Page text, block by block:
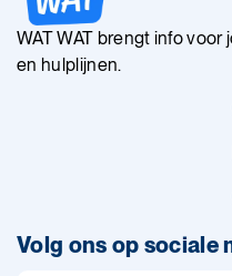
WAT WAT brengt info
en hulplijnen.
Volg ons op sociale